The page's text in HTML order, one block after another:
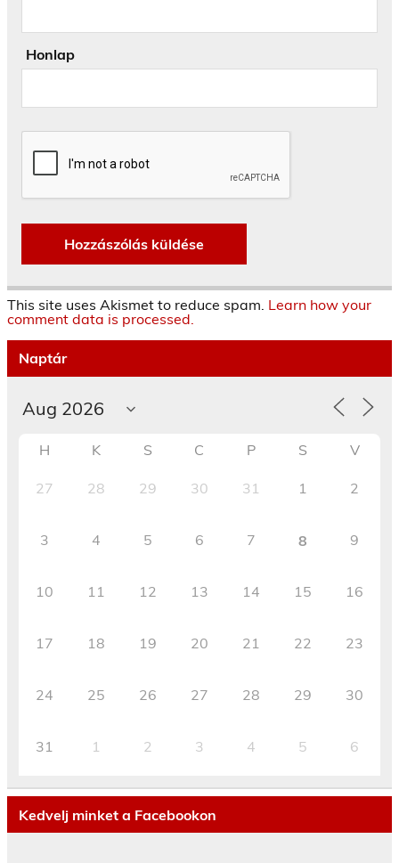
Honlap
This site uses Akismet to reduce spam. Learn how your
comment data is processed.
Naptár
H K S C P S V
27 28 29 30 31 1 2
3 4 5 6 7 8 9
10 11 12 13 14 15 16
17 18 19 20 21 22 23
24 25 26 27 28 29 30
31 1 2 3 4 5 6
Kedvelj minket a Facebookon